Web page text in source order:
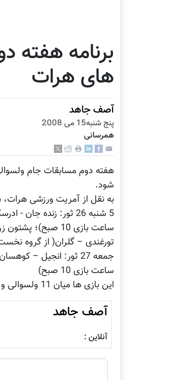
برنامه هفته
های هرات
آصف جاهد
پنج شنبه15 می 2008
همرسانی
شود.
به نقل از آمریت ورزشی
تورغندی – گلران( از گروه نخست، ساعت
ساعت بازی 10 صبح)
این بازی ها میان 11 ولسوالی و دو شهرک در دو گروه آغاز شده است.
آصف جاهد
آنلاین :